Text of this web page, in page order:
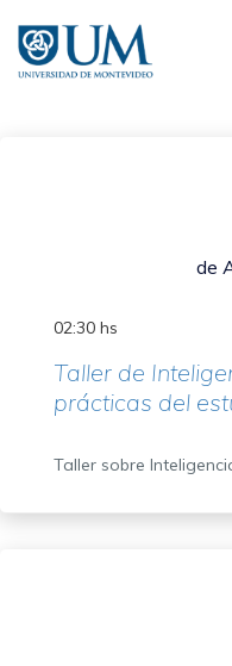
contenido
principal
de
02:30 hs
Taller de
prácticas del
Taller sobre